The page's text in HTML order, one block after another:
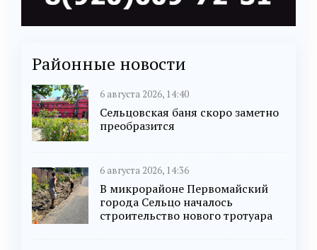
Районные новости
6 августа 2026, 14:40
Сельцовская баня скоро заметно
преобразится
6 августа 2026, 14:36
В микрорайоне Первомайский
города Сельцо началось
строительство нового тротуара